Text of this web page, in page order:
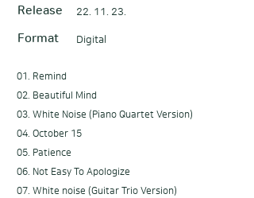
Release 22. 11. 23.
Format Digital
01. Remind
02. Beautiful Mind
03. White Noise (Piano Quartet Version)
04. October 15
05. Patience
06. Not Easy To Apologize
07. White noise (Guitar Trio Version)